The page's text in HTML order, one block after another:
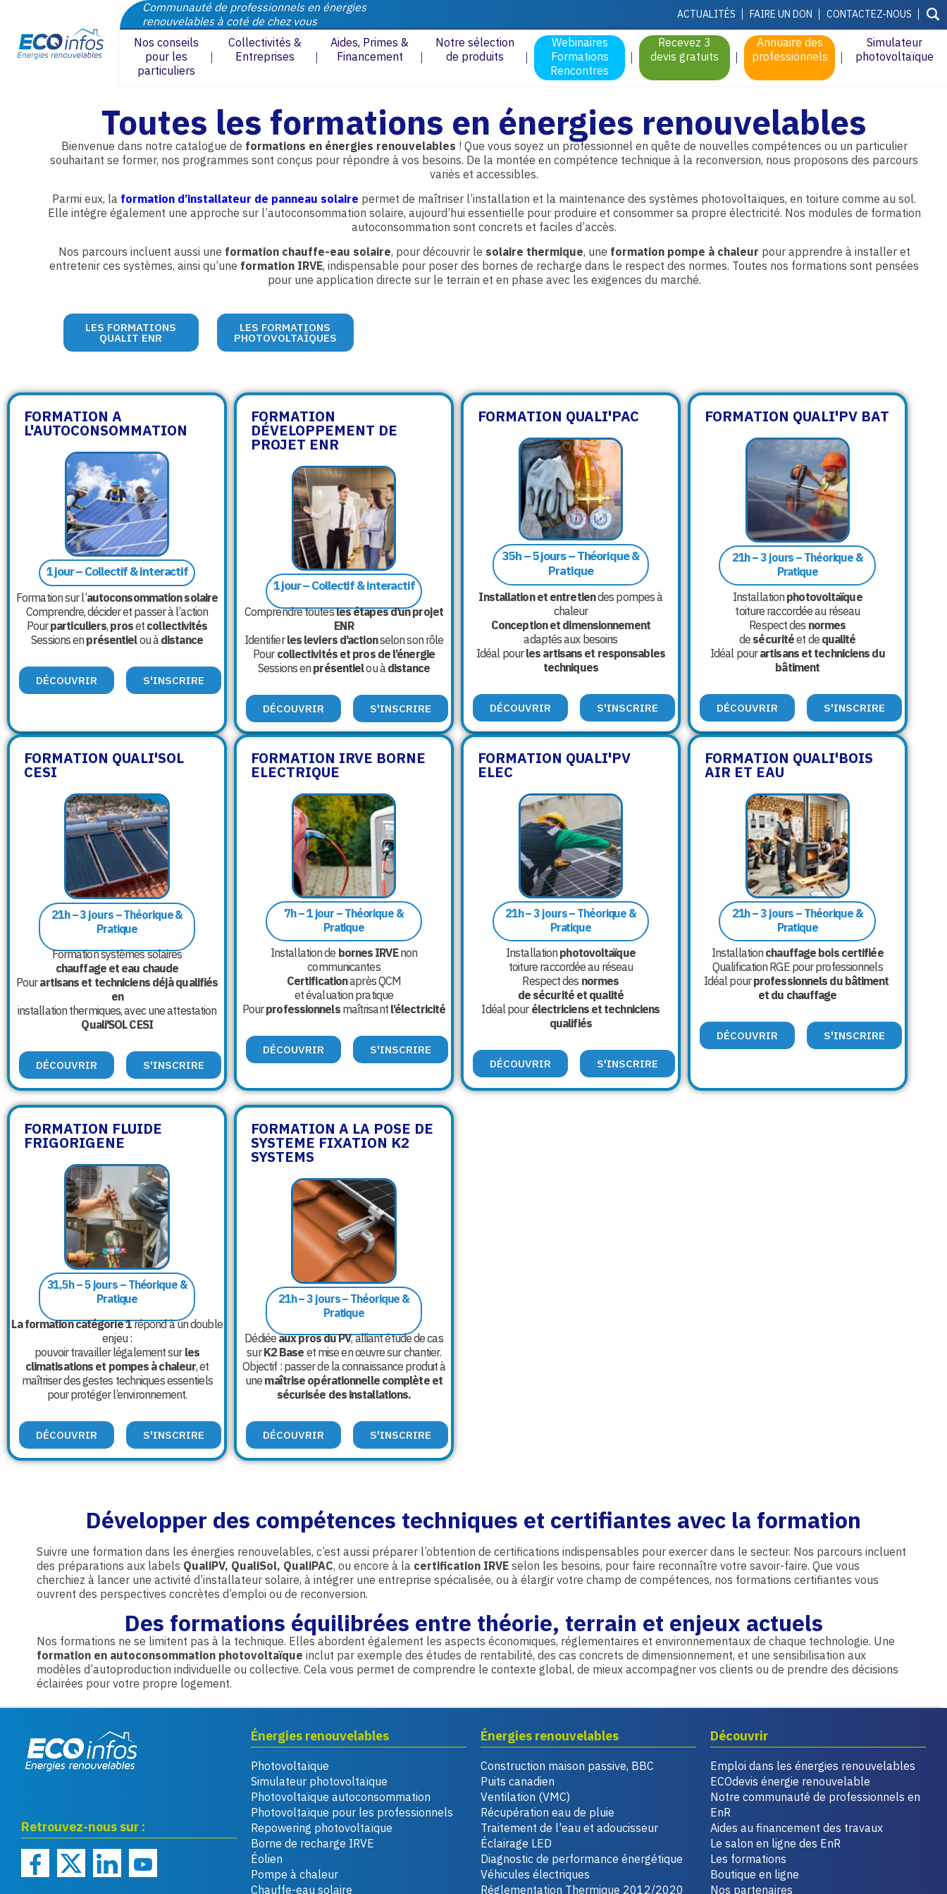
Communauté de professionnels en énergies
renouvelables à coté de chez vous
ACTUALITÉS FAIRE UN DON CONTACTEZ-NOUS
Nos conseils
pour les
particuliers
Collectivités &
Entreprises
Aides, Primes &
Financement
Notre sélection
de produits
Webinaires
Formations
Rencontres
Recevez 3
devis gratuits
Annuaire des
professionnels
Simulateur
photovoltaïque
Toutes les formations en énergies renouvelables
Bienvenue dans notre catalogue de formations en énergies renouvelables ! Que vous soyez un professionnel en quête de nouvelles compétences ou un particulier
souhaitant se former, nos programmes sont conçus pour répondre à vos besoins. De la montée en compétence technique à la reconversion, nous proposons des parcours
variés et accessibles.
Parmi eux, la formation d’installateur de panneau solaire permet de maîtriser l’installation et la maintenance des systèmes photovoltaïques, en toiture comme au sol.
Elle intègre également une approche sur l’autoconsommation solaire, aujourd’hui essentielle pour produire et consommer sa propre électricité. Nos modules de formation
autoconsommation sont concrets et faciles d’accès.
Nos parcours incluent aussi une formation chauffe-eau solaire, pour découvrir le solaire thermique, une formation pompe à chaleur pour apprendre à installer et
entretenir ces systèmes, ainsi qu’une formation IRVE, indispensable pour poser des bornes de recharge dans le respect des normes. Toutes nos formations sont pensées
pour une application directe sur le terrain et en phase avec les exigences du marché.
LES FORMATIONS
QUALIT ENR
LES FORMATIONS
PHOTOVOLTAÏQUES
FORMATION A
L'AUTOCONSOMMATION
1 jour – Collectif & interactif
Formation sur l’autoconsommation solaire
Comprendre, décider et passer à l’action
Pourparticuliers, proset collectivités
Sessions enprésentielou àdistance
DÉCOUVRIR S'INSCRIRE
FORMATION
DÉVELOPPEMENT DE
PROJET ENR
1 jour – Collectif & interactif
Comprendre toutesles étapes d’un projet
ENR
Identifierles leviers d’actionselon son rôle
Pour collectivités et pros de l’énergie
Sessions enprésentielou àdistance
DÉCOUVRIR S'INSCRIRE
FORMATION QUALI'PAC
35h – 5 jours – Théorique &
Pratique
Installation et entretiendes pompes à
chaleur
Conception et dimensionnement
adaptés aux besoins
Idéal pourles artisans et responsables
techniques
DÉCOUVRIR S'INSCRIRE
FORMATION QUALI'PV BAT
21h – 3 jours – Théorique &
Pratique
Installationphotovoltaïque
toiture raccordée au réseau
Respect des normes
de sécuritéet de qualité
Idéal pourartisans et techniciens du
bâtiment
DÉCOUVRIR S'INSCRIRE
FORMATION QUALI'SOL
CESI
21h – 3 jours – Théorique &
Pratique
Formation systèmes solaires
chauffage et eau chaude
Pourartisans et techniciens déjà qualifiés
en
installation thermiques, avec une attestation
Quali’SOL CESI
DÉCOUVRIR S'INSCRIRE
FORMATION IRVE BORNE
ELECTRIQUE
7h – 1 jour – Théorique &
Pratique
Installation de bornes IRVEnon
communicantes
Certificationaprès QCM
et évaluation pratique
Pourprofessionnelsmaîtrisant l’électricité
DÉCOUVRIR S'INSCRIRE
FORMATION QUALI'PV
ELEC
21h – 3 jours – Théorique &
Pratique
Installationphotovoltaïque
toiture raccordée au réseau
Respect des normes
de sécurité et qualité
Idéal pour électriciens et techniciens
qualifiés
DÉCOUVRIR S'INSCRIRE
FORMATION QUALI'BOIS
AIR ET EAU
21h – 3 jours – Théorique &
Pratique
Installationchauffage bois certifiée
Qualification RGE pour professionnels
Idéal pourprofessionnels du bâtiment
et du chauffage
DÉCOUVRIR S'INSCRIRE
FORMATION FLUIDE
FRIGORIGENE
31,5h – 5 jours – Théorique &
Pratique
La formation catégorie 1répond à un double
enjeu :
pouvoir travailler légalement sur les
climatisations et pompes à chaleur, et
maîtriser des gestes techniques essentiels
pour protéger l’environnement.
DÉCOUVRIR S'INSCRIRE
FORMATION A LA POSE DE
SYSTEME FIXATION K2
SYSTEMS
21h – 3 jours – Théorique &
Pratique
Dédiéeaux pros du PV, alliant étude de cas
surK2 Base et mise en œuvre sur chantier.
Objectif : passer de la connaissance produit à
une maîtrise opérationnelle complète et
sécurisée des installations.
DÉCOUVRIR S'INSCRIRE
Développer des compétences techniques et certifiantes avec la formation
Suivre une formation dans les énergies renouvelables, c’est aussi préparer l’obtention de certifications indispensables pour exercer dans le secteur. Nos parcours incluent
des préparations aux labels QualiPV, QualiSol, QualiPAC, ou encore à la certification IRVE selon les besoins, pour faire reconnaître votre savoir-faire. Que vous
cherchiez à lancer une activité d’installateur solaire, à intégrer une entreprise spécialisée, ou à élargir votre champ de compétences, nos formations certifiantes vous
ouvrent des perspectives concrètes d’emploi ou de reconversion.
Des formations équilibrées entre théorie, terrain et enjeux actuels
Nos formations ne se limitent pas à la technique. Elles abordent également les aspects économiques, réglementaires et environnementaux de chaque technologie. Une
formation en autoconsommation photovoltaïque inclut par exemple des études de rentabilité, des cas concrets de dimensionnement, et une sensibilisation aux
modèles d’autoproduction individuelle ou collective. Cela vous permet de comprendre le contexte global, de mieux accompagner vos clients ou de prendre des décisions
éclairées pour votre propre logement.
Retrouvez-nous sur :
Énergies renouvelables
Photovoltaïque
Simulateur photovoltaïque
Photovoltaïque autoconsommation
Photovoltaïque pour les professionnels
Repowering photovoltaïque
Borne de recharge IRVE
Éolien
Pompe à chaleur
Chauffe-eau solaire
Énergies renouvelables
Construction maison passive, BBC
Puits canadien
Ventilation (VMC)
Récupération eau de pluie
Traitement de l'eau et adoucisseur
Éclairage LED
Diagnostic de performance énergétique
Véhicules électriques
Réglementation Thermique 2012/2020
Découvrir
Emploi dans les énergies renouvelables
ECOdevis énergie renouvelable
Notre communauté de professionnels en
EnR
Aides au financement des travaux
Le salon en ligne des EnR
Les formations
Boutique en ligne
Nos partenaires